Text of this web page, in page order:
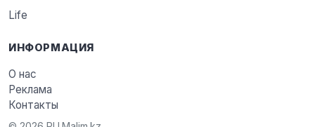
Life
ИНФОРМАЦИЯ
О нас
Реклама
Контакты